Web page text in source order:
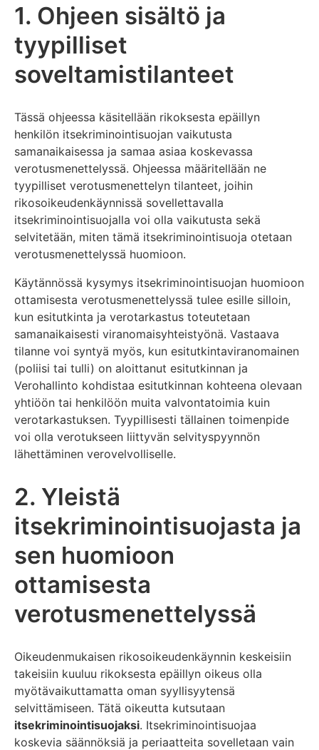
1. Ohjeen sisältö ja
tyypilliset
soveltamistilanteet
Tässä ohjeessa käsitellään rikoksesta epäillyn
henkilön itsekriminointisuojan vaikutusta
samanaikaisessa ja samaa asiaa koskevassa
verotusmenettelyssä. Ohjeessa määritellään ne
tyypilliset verotusmenettelyn tilanteet, joihin
rikosoikeudenkäynnissä sovellettavalla
itsekriminointisuojalla voi olla vaikutusta sekä
selvitetään, miten tämä itsekriminointisuoja otetaan
verotusmenettelyssä huomioon.
Käytännössä kysymys itsekriminointisuojan huomioon
ottamisesta verotusmenettelyssä tulee esille silloin,
kun esitutkinta ja verotarkastus toteutetaan
samanaikaisesti viranomaisyhteistyönä. Vastaava
tilanne voi syntyä myös, kun esitutkintaviranomainen
(poliisi tai tulli) on aloittanut esitutkinnan ja
Verohallinto kohdistaa esitutkinnan kohteena olevaan
yhtiöön tai henkilöön muita valvontatoimia kuin
verotarkastuksen. Tyypillisesti tällainen toimenpide
voi olla verotukseen liittyvän selvityspyynnön
lähettäminen verovelvolliselle.
2. Yleistä
itsekriminointisuojasta ja
sen huomioon
ottamisesta
verotusmenettelyssä
Oikeudenmukaisen rikosoikeudenkäynnin keskeisiin
takeisiin kuuluu rikoksesta epäillyn oikeus olla
myötävaikuttamatta oman syyllisyytensä
selvittämiseen. Tätä oikeutta kutsutaan
itsekriminointisuojaksi. Itsekriminointisuojaa
koskevia säännöksiä ja periaatteita sovelletaan vain